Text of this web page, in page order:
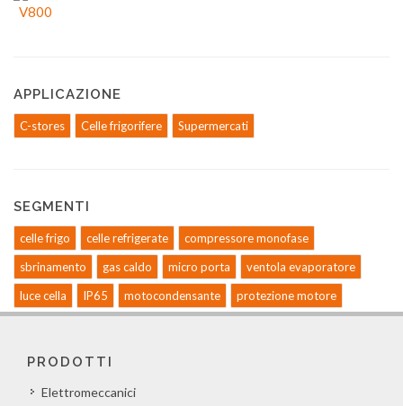
APPLICAZIONE
C-stores Celle frigorifere Supermercati
SEGMENTI
celle frigo celle refrigerate
compressore monofase
sbrinamento
gas caldo micro porta
ventola evaporatore
luce cella
IP65 motocondensante protezione motore
PRODOTTI
Elettromeccanici